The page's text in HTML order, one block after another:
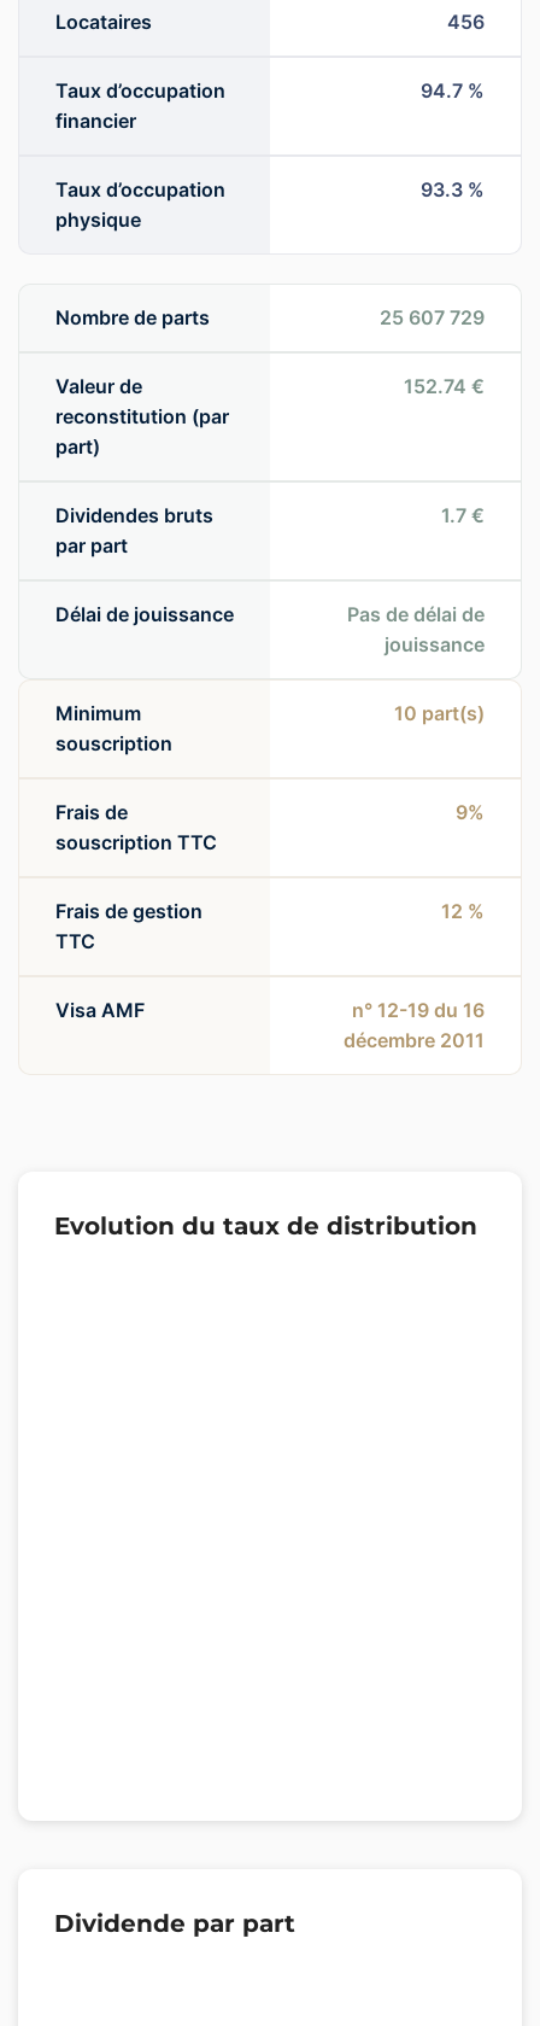
Locataires 456
Taux d’occupation
financier
94.7 %
Taux d’occupation
physique
93.3 %
Nombre de parts 25 607 729
Valeur de
reconstitution (par
part)
152.74 €
Dividendes bruts
par part
1.7 €
Délai de jouissance
Pas de délai de
jouissance
Minimum
souscription
10 part(s)
Frais de
souscription TTC
9%
Frais de gestion
TTC
12 %
Visa AMF
n° 12-19 du 16
décembre 2011
Evolution du taux de distribution
Dividende par part